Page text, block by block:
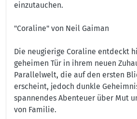
einzutauchen.
"Coraline" von Neil Gaiman
Die neugierige Coraline entdeckt
geheimen Tür in ihrem neuen
Parallelwelt, die auf den ersten
erscheint, jedoch dunkle
spannendes Abenteuer über Mut
von Familie.